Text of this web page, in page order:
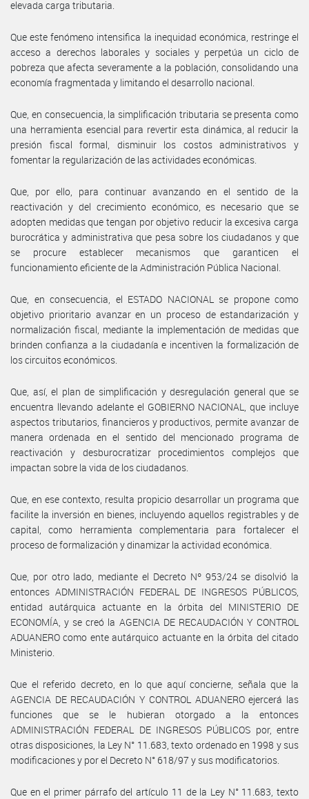
elevada carga tributaria.
Que este fenómeno intensifica la inequidad económica, restringe el
acceso a derechos laborales y sociales y perpetúa un ciclo de
pobreza que afecta severamente a la población, consolidando una
economía fragmentada y limitando el desarrollo nacional.
Que, en consecuencia, la simplificación tributaria se presenta como
una herramienta esencial para revertir esta dinámica, al reducir la
presión fiscal formal, disminuir los costos administrativos y
fomentar la regularización de las actividades económicas.
Que, por ello, para continuar avanzando en el sentido de la
reactivación y del crecimiento económico, es necesario que se
adopten medidas que tengan por objetivo reducir la excesiva carga
burocrática y administrativa que pesa sobre los ciudadanos y que
se procure establecer mecanismos que garanticen el
funcionamiento eficiente de la Administración Pública Nacional.
Que, en consecuencia, el ESTADO NACIONAL se propone como
objetivo prioritario avanzar en un proceso de estandarización y
normalización fiscal, mediante la implementación de medidas que
brinden confianza a la ciudadanía e incentiven la formalización de
los circuitos económicos.
Que, así, el plan de simplificación y desregulación general que se
encuentra llevando adelante el GOBIERNO NACIONAL, que incluye
aspectos tributarios, financieros y productivos, permite avanzar de
manera ordenada en el sentido del mencionado programa de
reactivación y desburocratizar procedimientos complejos que
impactan sobre la vida de los ciudadanos.
Que, en ese contexto, resulta propicio desarrollar un programa que
facilite la inversión en bienes, incluyendo aquellos registrables y de
capital, como herramienta complementaria para fortalecer el
proceso de formalización y dinamizar la actividad económica.
Que, por otro lado, mediante el Decreto Nº 953/24 se disolvió la
entonces ADMINISTRACIÓN FEDERAL DE INGRESOS PÚBLICOS,
entidad autárquica actuante en la órbita del MINISTERIO DE
ECONOMÍA, y se creó la AGENCIA DE RECAUDACIÓN Y CONTROL
ADUANERO como ente autárquico actuante en la órbita del citado
Ministerio.
Que el referido decreto, en lo que aquí concierne, señala que la
AGENCIA DE RECAUDACIÓN Y CONTROL ADUANERO ejercerá las
funciones que se le hubieran otorgado a la entonces
ADMINISTRACIÓN FEDERAL DE INGRESOS PÚBLICOS por, entre
otras disposiciones, la Ley N° 11.683, texto ordenado en 1998 y sus
modificaciones y por el Decreto N° 618/97 y sus modificatorios.
Que en el primer párrafo del artículo 11 de la Ley N° 11.683, texto